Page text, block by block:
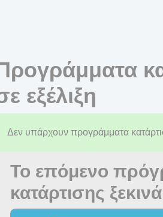
εξέλιξη
Δεν υπάρχουν προγράμματα
Το επόμενο
κατάρτισης